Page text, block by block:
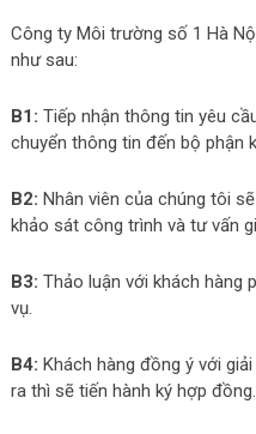
Công ty Môi trường số 1 Hà
như sau:
B1: Tiếp nhận thông tin yêu
chuyển thông tin đến bộ phận
B2: Nhân viên của chúng tôi
khảo sát công trình và tư vấn
B3: Thảo luận với khách hàng
vụ.
B4: Khách hàng đồng ý với
ra thì sẽ tiến hành ký hợp đồng.